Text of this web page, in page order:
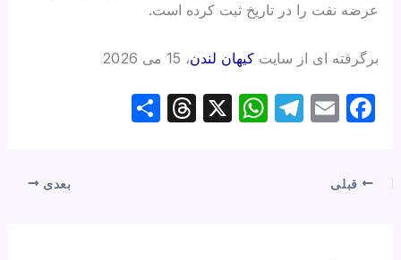
عرضه نفت را در تاریخ ثبت کرده است.
برگرفته ای از سایت کیهان لندن، 15 می 2026
F
e
E
T
W
X
T
قبلی بعدی